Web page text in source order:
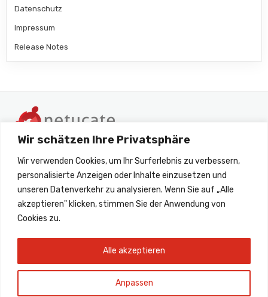
Wir schätzen Ihre Privatsphäre
Wir verwenden Cookies, um Ihr Surferlebnis zu verbessern,
personalisierte Anzeigen oder Inhalte einzusetzen und
unseren Datenverkehr zu analysieren. Wenn Sie auf „Alle
akzeptieren" klicken, stimmen Sie der Anwendung von
Cookies zu.
Anpassen
Alle akzeptieren
Datenschutz
Impressum
Release Notes
+49 6172 45260 33